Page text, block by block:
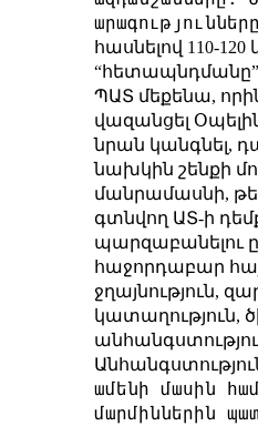
հասնելով 110-
“հետապնդմանը”
ՊԱՏ մեքենա,
վազանցել
նրան կանգնել,
նախկին շենքի
մանրամասնի,
գտնվող ԱՏ-ի
պարզաբանելու
հաջորդաբար
ջղայնություն,
կատաղություն,
ամենի մասին
մարմիններին